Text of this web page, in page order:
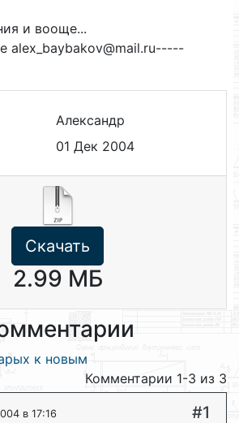
и вооще...
alex_baybakov@mail.ru-----
Александр
01 Дек 2004
Скачать
2.99 МБ
к новым
Комментарии 1-3 из 3
в 17:16 #1